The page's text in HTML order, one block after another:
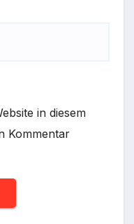
in diesem
Kommentar